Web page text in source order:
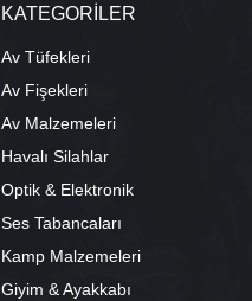
KATEGORİLER
Av Tüfekleri
Av Fişekleri
Av Malzemeleri
Havalı Silahlar
Optik & Elektronik
Ses Tabancaları
Kamp Malzemeleri
Giyim & Ayakkabı